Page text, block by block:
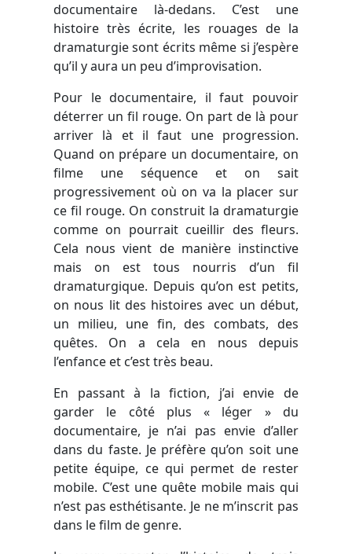
documentaire là-dedans. C’est une
histoire très écrite, les rouages de la
dramaturgie sont écrits même si j’espère
qu’il y aura un peu d’improvisation.
Pour le documentaire, il faut pouvoir
déterrer un fil rouge. On part de là pour
arriver là et il faut une progression.
Quand on prépare un documentaire, on
filme une séquence et on sait
progressivement où on va la placer sur
ce fil rouge. On construit la dramaturgie
comme on pourrait cueillir des fleurs.
Cela nous vient de manière instinctive
mais on est tous nourris d’un fil
dramaturgique. Depuis qu’on est petits,
on nous lit des histoires avec un début,
un milieu, une fin, des combats, des
quêtes. On a cela en nous depuis
l’enfance et c’est très beau.
En passant à la fiction, j’ai envie de
garder le côté plus « léger » du
documentaire, je n’ai pas envie d’aller
dans du faste. Je préfère qu’on soit une
petite équipe, ce qui permet de rester
mobile. C’est une quête mobile mais qui
n’est pas esthétisante. Je ne m’inscrit pas
dans le film de genre.